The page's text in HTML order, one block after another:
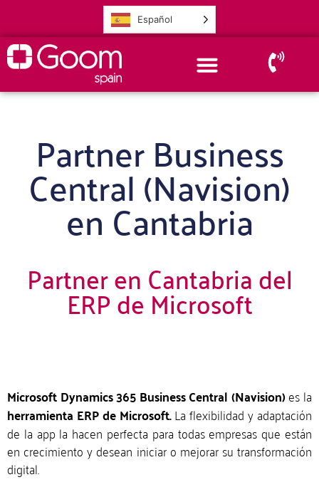
Español
Partner Business
Central (Navision)
en Cantabria
Partner en Cantabria del
ERP de Microsoft
Microsoft Dynamics 365 Business Central (Navision)es la
herramienta ERP de Microsoft.La flexibilidad y adaptación
de la app la hacen perfecta para todas empresas que están
en crecimiento y desean iniciar o mejorar su transformación
digital.